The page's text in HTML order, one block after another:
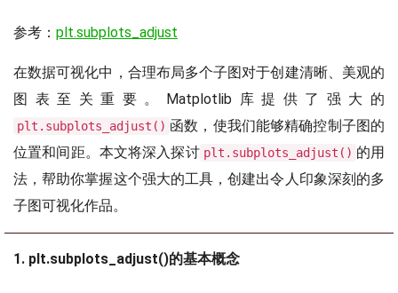
参考： plt.subplots_adjust
在数据可视化中，合理布局多个子图对于创建清晰、美观的
图表至关重要。Matplotlib库提供了强大的
plt.subplots_adjust() 函数，使我们能够精确控制子图的
位置和间距。本文将深入探讨 plt.subplots_adjust() 的用
法，帮助你掌握这个强大的工具，创建出令人印象深刻的多
子图可视化作品。
1. plt.subplots_adjust()的基本概念